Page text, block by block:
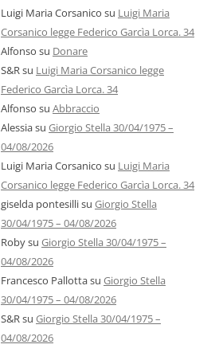
Luigi Maria Corsanico su Luigi Maria
Corsanico legge Federico Garcìa Lorca. 34
Alfonso su Donare
S&Rsu Luigi Maria Corsanico legge
Federico Garcìa Lorca. 34
Alfonso su Abbraccio
Alessiasu Giorgio Stella 30/04/1975 –
04/08/2026
Luigi Maria Corsanico su Luigi Maria
Corsanico legge Federico Garcìa Lorca. 34
giselda pontesillisu Giorgio Stella
30/04/1975 – 04/08/2026
Robysu Giorgio Stella 30/04/1975 –
04/08/2026
Francesco Pallottasu Giorgio Stella
30/04/1975 – 04/08/2026
S&Rsu Giorgio Stella 30/04/1975 –
04/08/2026